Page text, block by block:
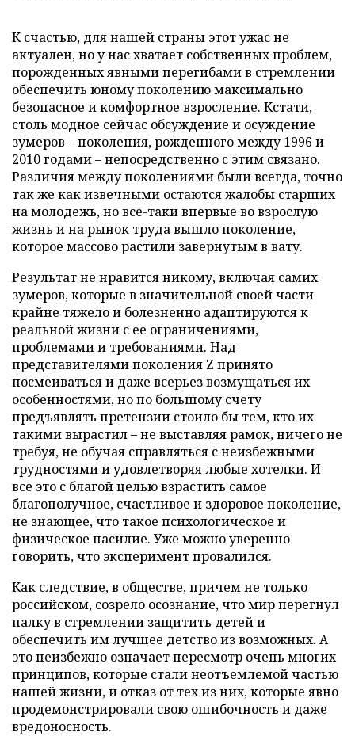
К счастью, для нашей страны этот ужас не
актуален, но у нас хватает собственных проблем,
порожденных явными перегибами в стремлении
обеспечить юному поколению максимально
безопасное и комфортное взросление. Кстати,
столь модное сейчас обсуждение и осуждение
зумеров – поколения, рожденного между 1996 и
2010 годами – непосредственно с этим связано.
Различия между поколениями были всегда, точно
так же как извечными остаются жалобы старших
на молодежь, но все-таки впервые во взрослую
жизнь и на рынок труда вышло поколение,
которое массово растили завернутым в вату.
Результат не нравится никому, включая самих
зумеров, которые в значительной своей части
крайне тяжело и болезненно адаптируются к
реальной жизни с ее ограничениями,
проблемами и требованиями. Над
представителями поколения Z принято
посмеиваться и даже всерьез возмущаться их
особенностями, но по большому счету
предъявлять претензии стоило бы тем, кто их
такими вырастил – не выставляя рамок, ничего не
требуя, не обучая справляться с неизбежными
трудностями и удовлетворяя любые хотелки. И
все это с благой целью взрастить самое
благополучное, счастливое и здоровое поколение,
не знающее, что такое психологическое и
физическое насилие. Уже можно уверенно
говорить, что эксперимент провалился.
Как следствие, в обществе, причем не только
российском, созрело осознание, что мир перегнул
палку в стремлении защитить детей и
обеспечить им лучшее детство из возможных. А
это неизбежно означает пересмотр очень многих
принципов, которые стали неотъемлемой частью
нашей жизни, и отказ от тех из них, которые явно
продемонстрировали свою ошибочность и даже
вредоносность.